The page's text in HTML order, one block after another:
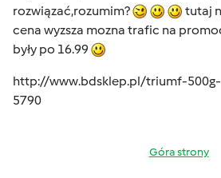
rozwiązać,rozumim?
tutaj
cena wyzsza mozna trafic na
były po 16.99
http://www.bdsklep.pl/triumf-
5790
Góra strony